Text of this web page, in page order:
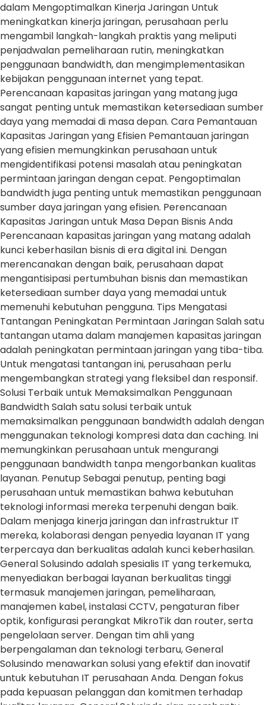
dalam Mengoptimalkan Kinerja Jaringan Untuk
meningkatkan kinerja jaringan, perusahaan perlu
mengambil langkah-langkah praktis yang meliputi
penjadwalan pemeliharaan rutin, meningkatkan
penggunaan bandwidth, dan mengimplementasikan
kebijakan penggunaan internet yang tepat.
Perencanaan kapasitas jaringan yang matang juga
sangat penting untuk memastikan ketersediaan sumber
daya yang memadai di masa depan. Cara Pemantauan
Kapasitas Jaringan yang Efisien Pemantauan jaringan
yang efisien memungkinkan perusahaan untuk
mengidentifikasi potensi masalah atau peningkatan
permintaan jaringan dengan cepat. Pengoptimalan
bandwidth juga penting untuk memastikan penggunaan
sumber daya jaringan yang efisien. Perencanaan
Kapasitas Jaringan untuk Masa Depan Bisnis Anda
Perencanaan kapasitas jaringan yang matang adalah
kunci keberhasilan bisnis di era digital ini. Dengan
merencanakan dengan baik, perusahaan dapat
mengantisipasi pertumbuhan bisnis dan memastikan
ketersediaan sumber daya yang memadai untuk
memenuhi kebutuhan pengguna. Tips Mengatasi
Tantangan Peningkatan Permintaan Jaringan Salah satu
tantangan utama dalam manajemen kapasitas jaringan
adalah peningkatan permintaan jaringan yang tiba-tiba.
Untuk mengatasi tantangan ini, perusahaan perlu
mengembangkan strategi yang fleksibel dan responsif.
Solusi Terbaik untuk Memaksimalkan Penggunaan
Bandwidth Salah satu solusi terbaik untuk
memaksimalkan penggunaan bandwidth adalah dengan
menggunakan teknologi kompresi data dan caching. Ini
memungkinkan perusahaan untuk mengurangi
penggunaan bandwidth tanpa mengorbankan kualitas
layanan. Penutup Sebagai penutup, penting bagi
perusahaan untuk memastikan bahwa kebutuhan
teknologi informasi mereka terpenuhi dengan baik.
Dalam menjaga kinerja jaringan dan infrastruktur IT
mereka, kolaborasi dengan penyedia layanan IT yang
terpercaya dan berkualitas adalah kunci keberhasilan.
General Solusindo adalah spesialis IT yang terkemuka,
menyediakan berbagai layanan berkualitas tinggi
termasuk manajemen jaringan, pemeliharaan,
manajemen kabel, instalasi CCTV, pengaturan fiber
optik, konfigurasi perangkat MikroTik dan router, serta
pengelolaan server. Dengan tim ahli yang
berpengalaman dan teknologi terbaru, General
Solusindo menawarkan solusi yang efektif dan inovatif
untuk kebutuhan IT perusahaan Anda. Dengan fokus
pada kepuasan pelanggan dan komitmen terhadap